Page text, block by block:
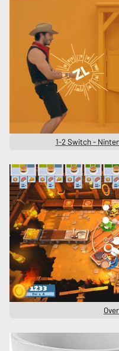
1-2 Switch -